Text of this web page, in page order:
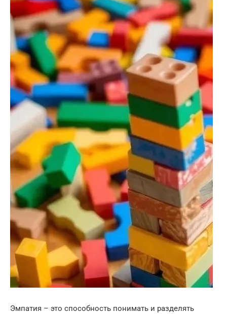
Эмпатия – это способность понимать и разделять